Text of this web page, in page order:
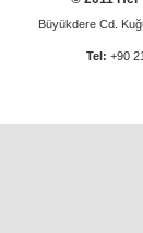
Büyükdere Cd.
Tel: +90